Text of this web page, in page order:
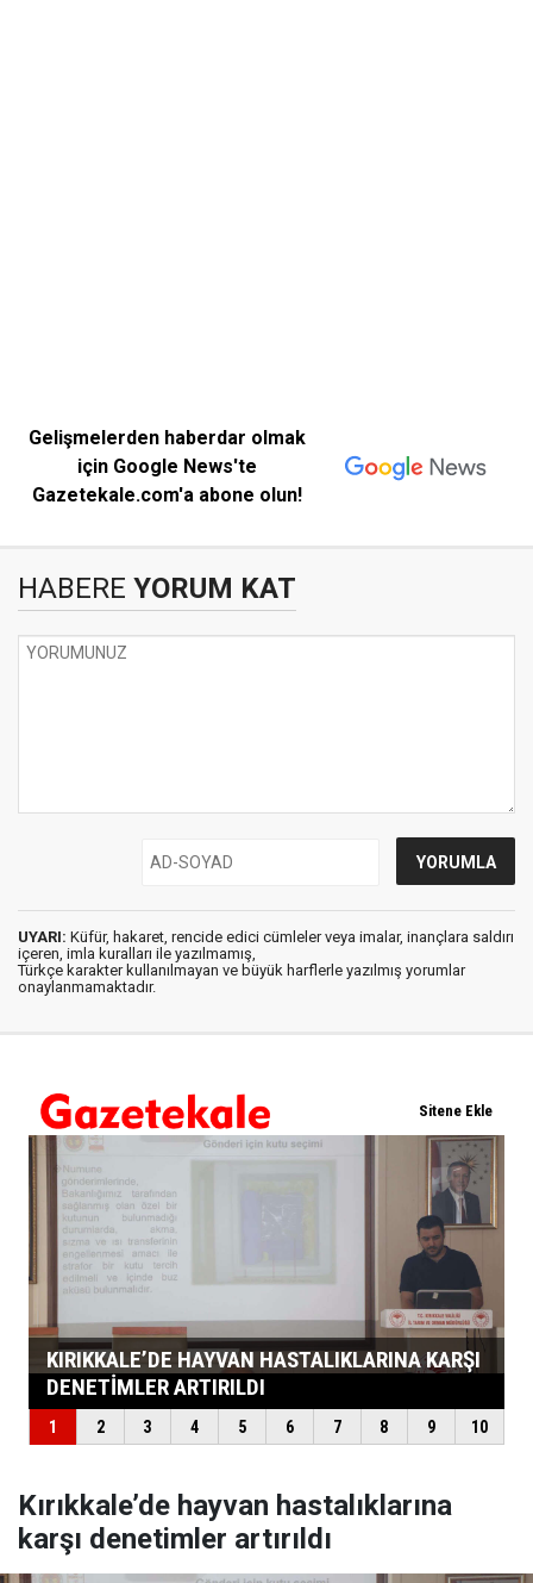
Gelişmelerden haberdar olmak
için Google News'te
Gazetekale.com'a abone olun!
HABERE YORUM KAT
UYARI: Küfür, hakaret, rencide edici cümleler veya imalar, inançlara saldırı
içeren, imla kuralları ile yazılmamış,
Türkçe karakter kullanılmayan ve büyük harflerle yazılmış yorumlar
onaylanmamaktadır.
Kırıkkale’de hayvan hastalıklarına
karşı denetimler artırıldı